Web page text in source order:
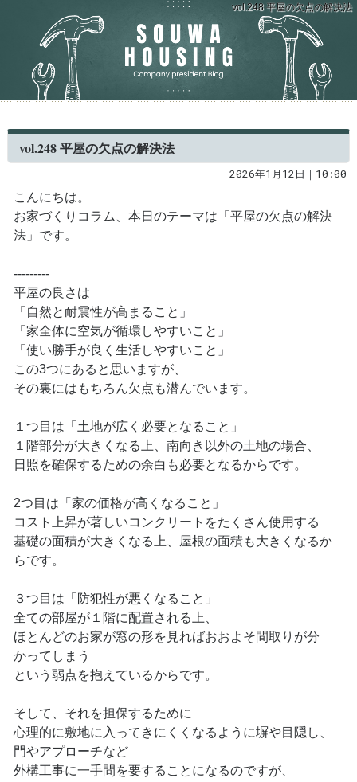
vol.248 平屋の欠点の解決法
vol.248 平屋の欠点の解決法
2026年1月12日｜10:00
こんにちは。
お家づくりコラム、本日のテーマは「平屋の欠点の解決
法」です。
---------
平屋の良さは
「自然と耐震性が高まること」
「家全体に空気が循環しやすいこと」
「使い勝手が良く生活しやすいこと」
この3つにあると思いますが、
その裏にはもちろん欠点も潜んでいます。
１つ目は「土地が広く必要となること」
１階部分が大きくなる上、南向き以外の土地の場合、
日照を確保するための余白も必要となるからです。
2つ目は「家の価格が高くなること」
コスト上昇が著しいコンクリートをたくさん使用する
基礎の面積が大きくなる上、屋根の面積も大きくなるか
らです。
３つ目は「防犯性が悪くなること」
全ての部屋が１階に配置される上、
ほとんどのお家が窓の形を見ればおおよそ間取りが分
かってしまう
という弱点を抱えているからです。
そして、それを担保するために
心理的に敷地に入ってきにくくなるように塀や目隠し、
門やアプローチなど
外構工事に一手間を要することになるのですが、